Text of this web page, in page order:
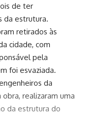
de ter
da estrutura.
retirados às
cidade, com
pela
foi esvaziada.
da
realizaram uma
da estrutura do